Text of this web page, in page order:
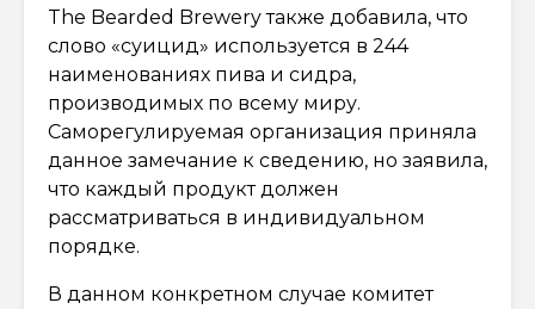
The Bearded Brewery также добавила, что
слово «суицид» используется в 244
наименованиях пива и сидра,
производимых по всему миру.
Саморегулируемая организация приняла
данное замечание к сведению, но заявила,
что каждый продукт должен
рассматриваться в индивидуальном
порядке.
В данном конкретном случае комитет